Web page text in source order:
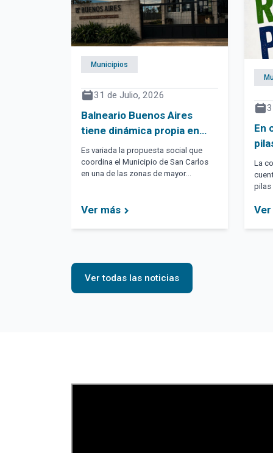
Municipios
31 de Julio, 2026
Balneario Buenos Aires
tiene dinámica propia en
cuatro espacios del
comunal
Es variada la propuesta social que
coordina el Municipio de San Carlos
en una de las zonas de mayor
Ver más
En
La
pilas
El
Ver
Ver todas las noticias